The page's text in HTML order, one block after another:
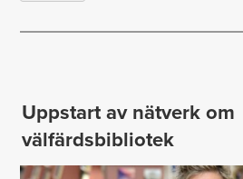
Uppstart av nätverk om
välfärdsbibliotek